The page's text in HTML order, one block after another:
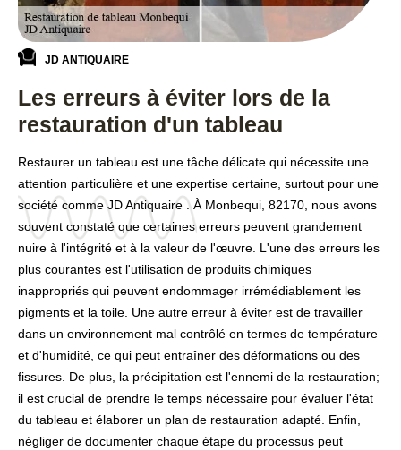
JD ANTIQUAIRE
Les erreurs à éviter lors de la
restauration d'un tableau
Restaurer un tableau est une tâche délicate qui nécessite une
attention particulière et une expertise certaine, surtout pour une
société comme JD Antiquaire . À Monbequi, 82170, nous avons
souvent constaté que certaines erreurs peuvent grandement
nuire à l'intégrité et à la valeur de l'œuvre. L'une des erreurs les
plus courantes est l'utilisation de produits chimiques
inappropriés qui peuvent endommager irrémédiablement les
pigments et la toile. Une autre erreur à éviter est de travailler
dans un environnement mal contrôlé en termes de température
et d'humidité, ce qui peut entraîner des déformations ou des
fissures. De plus, la précipitation est l'ennemi de la restauration;
il est crucial de prendre le temps nécessaire pour évaluer l'état
du tableau et élaborer un plan de restauration adapté. Enfin,
négliger de documenter chaque étape du processus peut